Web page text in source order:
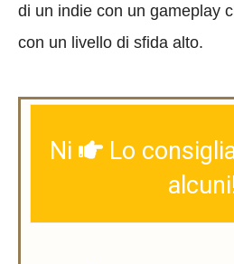
di un indie con un gameplay
con un livello di sfida alto.
Ni
Lo